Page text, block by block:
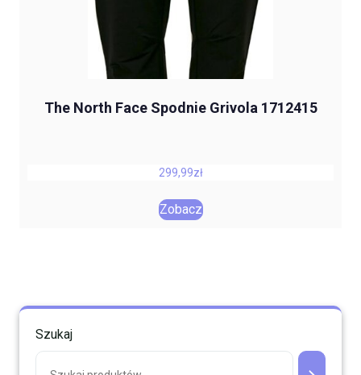
The North Face Spodnie Grivola 1712415
299,99zł
Zobacz
Szukaj